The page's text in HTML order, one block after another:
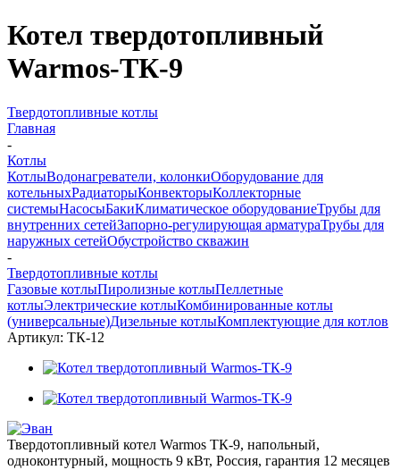
Котел твердотопливный
Warmos-ТК-9
Твердотопливные котлы
Главная
-
Котлы
КотлыВодонагреватели, колонкиОборудование для
котельныхРадиаторыКонвекторыКоллекторные
системыНасосыБакиКлиматическое оборудованиеТрубы для
внутренних сетейЗапорно-регулирующая арматураТрубы для
наружных сетейОбустройство скважин
-
Твердотопливные котлы
Газовые котлыПиролизные котлыПеллетные
котлыЭлектрические котлыКомбинированные котлы
(универсальные)Дизельные котлыКомплектующие для котлов
Артикул: ТК-12
Твердотопливный котел Warmos TК-9, напольный,
одноконтурный, мощность 9 кВт, Россия, гарантия 12 месяцев